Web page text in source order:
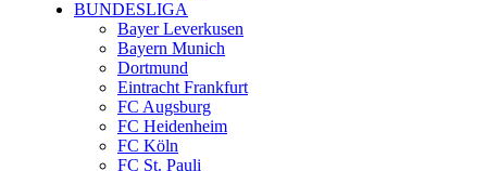
BUNDESLIGA
Bayer Leverkusen
Bayern Munich
Dortmund
Eintracht Frankfurt
FC Augsburg
FC Heidenheim
FC Köln
FC St. Pauli